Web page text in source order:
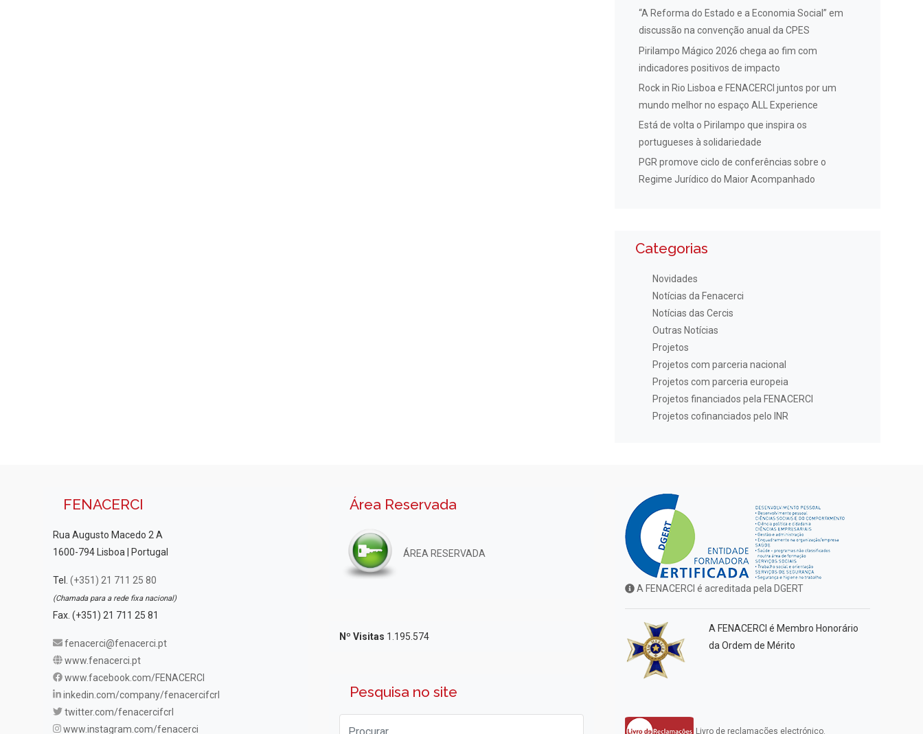
“A Reforma do Estado e a Economia Social” em
discussão na convenção anual da CPES
Pirilampo Mágico 2026 chega ao fim com
indicadores positivos de impacto
Rock in Rio Lisboa e FENACERCI juntos por um
mundo melhor no espaço ALL Experience
Está de volta o Pirilampo que inspira os
portugueses à solidariedade
PGR promove ciclo de conferências sobre o
Regime Jurídico do Maior Acompanhado
Categorias
Novidades
Notícias da Fenacerci
Notícias das Cercis
Outras Notícias
Projetos
Projetos com parceria nacional
Projetos com parceria europeia
Projetos financiados pela FENACERCI
Projetos cofinanciados pelo INR
FENACERCI
Rua Augusto Macedo 2 A
1600-794 Lisboa | Portugal
Tel. (+351) 21 711 25 80
(Chamada para a rede fixa nacional)
Fax. (+351) 21 711 25 81
fenacerci@fenacerci.pt
www.fenacerci.pt
www.facebook.com/FENACERCI
inkedin.com/company/fenacercifcrl
twitter.com/fenacercifcrl
www.instagram.com/fenacerci
Área Reservada
ÁREA RESERVADA
Nº Visitas 1.195.574
Pesquisa no site
A FENACERCI é acreditada pela DGERT
A FENACERCI é Membro Honorário
da Ordem de Mérito
Livro de reclamações electrónico.